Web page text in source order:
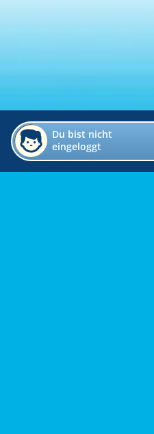
Du bist nicht
eingeloggt